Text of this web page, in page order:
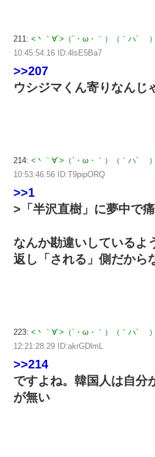
211: <丶｀∀´>（´・ω・｀）（｀ハ´
10:45:54.16 ID:4lsE5Ba7
>>207
ウシジマくん寄りなんじ
214: <丶｀∀´>（´・ω・｀）（｀ハ´
10:53:46.56 ID:T9pipORQ
>>1
>「半沢直樹」に夢中で
なんか勘違いしているよ
返し「される」側だから
223: <丶｀∀´>（´・ω・｀）（｀ハ´
12:21:28.29 ID:akrGDlmL
>>214
ですよね。韓国人は自分
が無い